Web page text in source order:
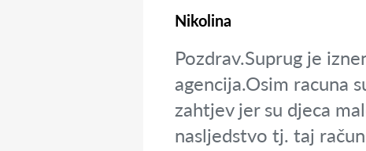
Nikolina
Pozdrav.Suprug je
agencija.Osim racuna
zahtjev jer su djeca
nasljedstvo tj. taj